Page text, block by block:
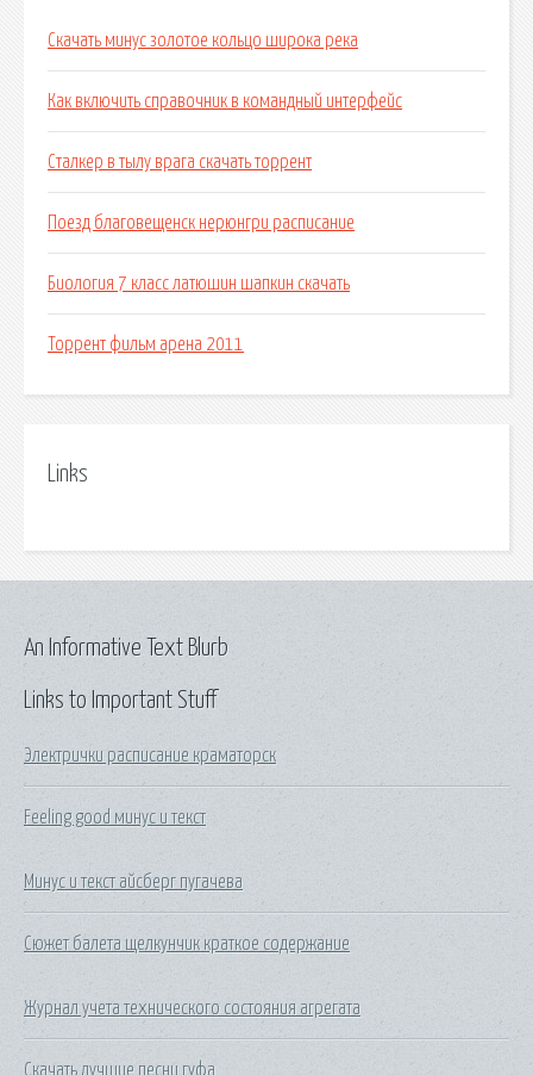
Скачать минус золотое кольцо широка река
Как включить справочник в командный интерфейс
Сталкер в тылу врага скачать торрент
Поезд благовещенск нерюнгри расписание
Биология 7 класс латюшин шапкин скачать
Торрент фильм арена 2011
Links
Links to Important Stuff
Электрички расписание краматорск
Feeling good минус и текст
Минус и текст айсберг пугачева
Сюжет балета щелкунчик краткое содержание
Журнал учета технического состояния агрегата
Скачать лучшие песни гуфа
An Informative Text Blurb